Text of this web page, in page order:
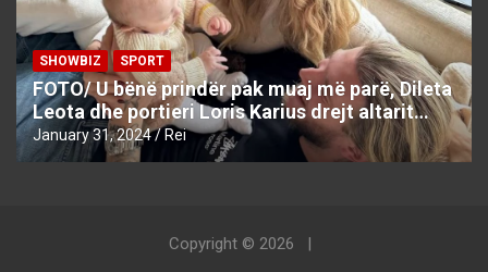
SHOWBIZ SPORT
FOTO/ U bënë prindër pak muaj më parë, Dileta
Leota dhe portieri Loris Karius drejt altarit…
January 31, 2024 Rei
Copyright © 2026